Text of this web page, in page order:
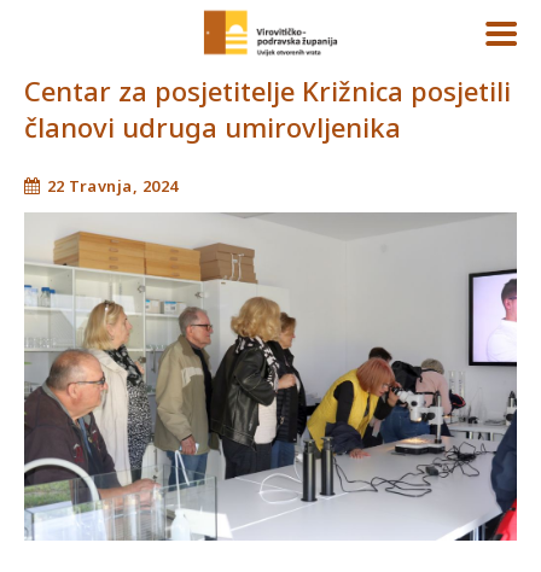
Centar za posjetitelje Križnica posjetili
članovi udruga umirovljenika
22 Travnja, 2024